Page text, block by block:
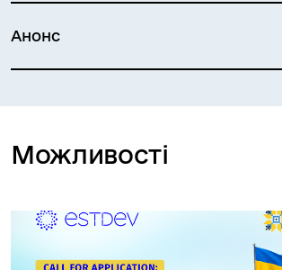
Анонс
Можливості